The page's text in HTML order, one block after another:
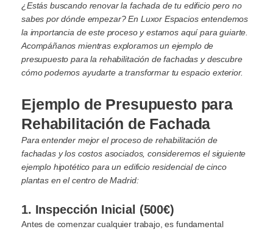
¿Estás buscando renovar la fachada de tu edificio pero no
sabes por dónde empezar? En Luxor Espacios entendemos
la importancia de este proceso y estamos aquí para guiarte.
Acompáñanos mientras exploramos un ejemplo de
presupuesto para la rehabilitación de fachadas y descubre
cómo podemos ayudarte a transformar tu espacio exterior.
Ejemplo de Presupuesto para
Rehabilitación de Fachada
Para entender mejor el proceso de rehabilitación de
fachadas y los costos asociados, consideremos el siguiente
ejemplo hipotético para un edificio residencial de cinco
plantas en el centro de Madrid:
1. Inspección Inicial (500€)
Antes de comenzar cualquier trabajo, es fundamental